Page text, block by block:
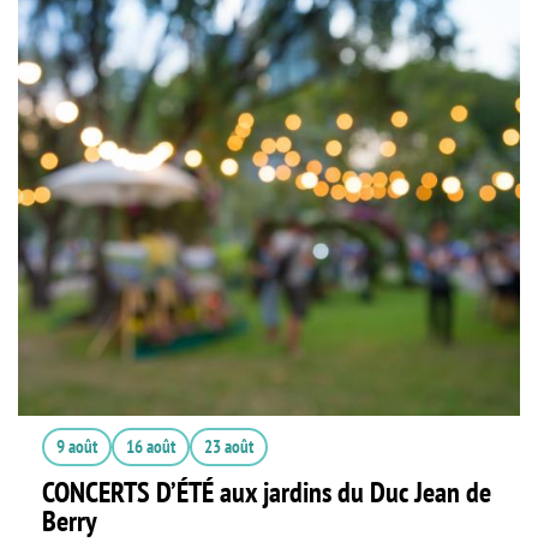
9 août 16 août 23 août
CONCERTS D’ÉTÉ aux jardins du Duc Jean de
Berry